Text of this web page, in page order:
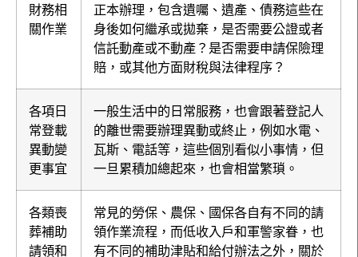
財務相
關作業
正本辦理，包含遺囑、遺產、債務這些在
身後如何繼承或拋棄，是否需要公證或者
信託動產或不動產？是否需要申請保險理
賠，或其他方面財稅與法律程序？
各項日
常登載
異動變
更事宜
一般生活中的日常服務，也會跟著登記人
的離世需要辦理異動或終止，例如水電、
瓦斯、電話等，這些個別看似小事情，但
一旦累積加總起來，也會相當繁瑣。
各類喪
葬補助
請領和
常見的勞保、農保、國保各自有不同的請
領作業流程，而低收入戶和軍警家眷，也
有不同的補助津貼和給付辦法之外，關於